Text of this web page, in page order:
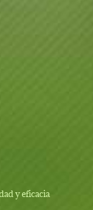
y eficacia